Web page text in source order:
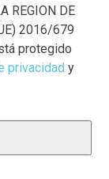
REGION DE
2016/679
protegido
privacidad y